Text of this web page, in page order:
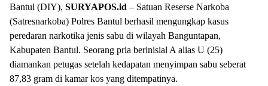
Bantul (DIY), SURYAPOS.id – Satuan Reserse Narkoba
(Satresnarkoba) Polres Bantul berhasil mengungkap kasus
peredaran narkotika jenis sabu di wilayah Banguntapan,
Kabupaten Bantul. Seorang pria berinisial A alias U (25)
diamankan petugas setelah kedapatan menyimpan sabu seberat
87,83 gram di kamar kos yang ditempatinya.